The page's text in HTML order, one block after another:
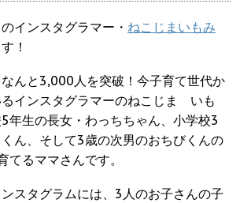
インスタグラマー・ ねこじまいもみ
！
んと3,000人を突破！今子育て世代か
るインスタグラマーのねこじま いも
年生の長女・わっちちゃん、小学校3
ん、そして3歳の次男のおちびくんの
てるママさんです。
スタグラムには、3人のお子さんの子